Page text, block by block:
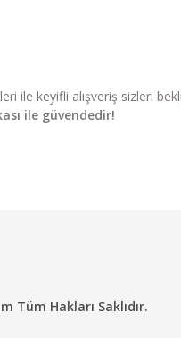
ile keyifli alışveriş sizleri
ile güvendedir!
Tüm Hakları Saklıdır.